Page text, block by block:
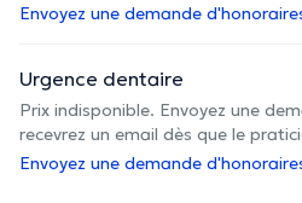
Envoyez une demande
Urgence dentaire
Prix indisponible. Envoyez une
recevrez un email dès que le
Envoyez une demande